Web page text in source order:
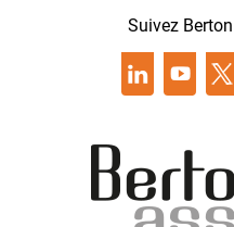
Suivez